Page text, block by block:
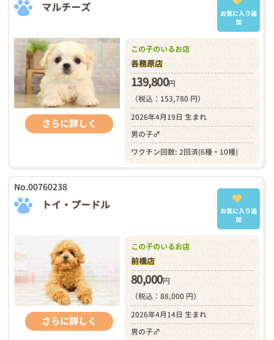
マルチーズ
お気に入り追
加
さらに詳しく
この子のいるお店
各務原店
139,800円
（税込：153,780 円）
2026年4月19日 生まれ
男の子♂
ワクチン回数: 2回済(6種・10種)
No.00760238
トイ・プードル
お気に入り追
加
さらに詳しく
この子のいるお店
前橋店
80,000円
（税込：88,000 円）
2026年4月14日 生まれ
男の子♂